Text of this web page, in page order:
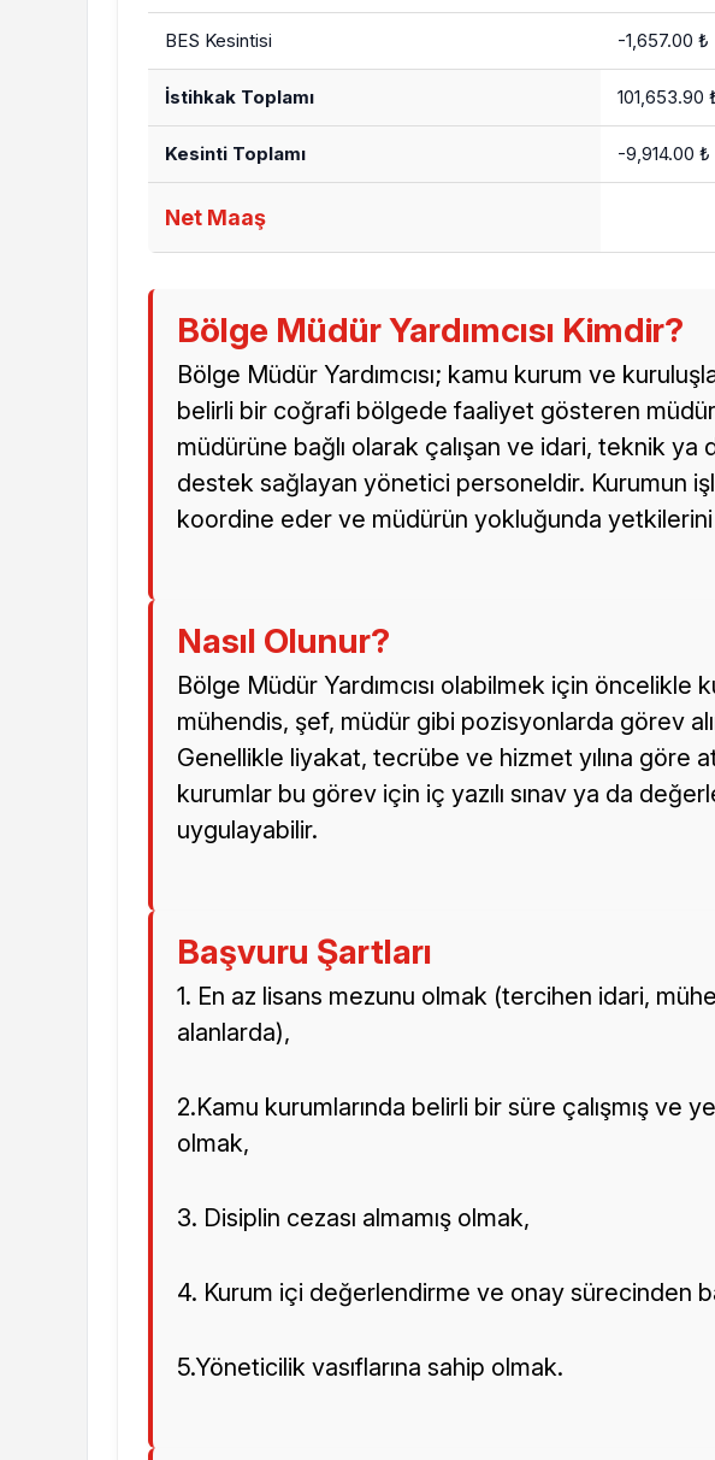
BES Kesintisi -1,657.00 ₺
İstihkak Toplamı 101,653.90
Kesinti Toplamı -9,914.00 ₺
Net Maaş
Bölge Müdür Yardımcısı Kimdir?
Bölge Müdür Yardımcısı; kamu kurum ve
belirli bir coğrafi bölgede faaliyet gösteren
müdürüne bağlı olarak çalışan ve idari, teknik ya
destek sağlayan yönetici personeldir. Kurumun
koordine eder ve müdürün yokluğunda yetkilerini
Nasıl Olunur?
Bölge Müdür Yardımcısı olabilmek için öncelikle
mühendis, şef, müdür gibi pozisyonlarda görev
Genellikle liyakat, tecrübe ve hizmet yılına göre
kurumlar bu görev için iç yazılı sınav ya da
uygulayabilir.
Başvuru Şartları
1. En az lisans mezunu olmak (tercihen idari,
alanlarda),
2.Kamu kurumlarında belirli bir süre çalışmış ve
olmak,
3. Disiplin cezası almamış olmak,
4. Kurum içi değerlendirme ve onay sürecinden
5.Yöneticilik vasıflarına sahip olmak.